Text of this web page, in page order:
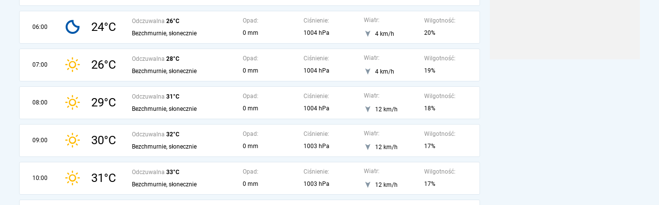
06:00 24°C Odczuwalna 26°C
Bezchmurnie, słonecznie
Opad:
0 mm
Ciśnienie:
1004 hPa
Wiatr:
4 km/h
Wilgotność:
20%
07:00 26°C Odczuwalna 28°C
Bezchmurnie, słonecznie
Opad:
0 mm
Ciśnienie:
1004 hPa
Wiatr:
4 km/h
Wilgotność:
19%
08:00 29°C Odczuwalna 31°C
Bezchmurnie, słonecznie
Opad:
0 mm
Ciśnienie:
1004 hPa
Wiatr:
12 km/h
Wilgotność:
18%
09:00 30°C Odczuwalna 32°C
Bezchmurnie, słonecznie
Opad:
0 mm
Ciśnienie:
1003 hPa
Wiatr:
12 km/h
Wilgotność:
17%
10:00 31°C Odczuwalna 33°C
Bezchmurnie, słonecznie
Opad:
0 mm
Ciśnienie:
1003 hPa
Wiatr:
12 km/h
Wilgotność:
17%